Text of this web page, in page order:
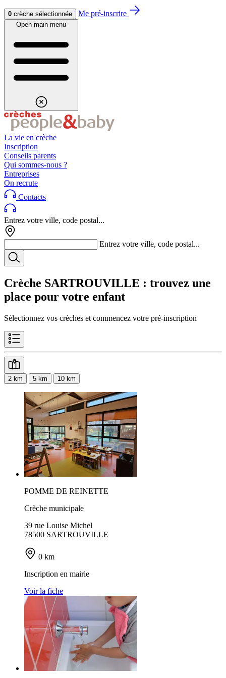
Aller au contenuAller au footer
0 crèche sélectionnée Me pré-inscrire
Open main menu
La vie en crèche
Inscription
Conseils parents
Qui sommes-nous ?
Entreprises
On recrute
Contacts
Entrez votre ville, code postal...
Entrez votre ville, code postal...
Crèche SARTROUVILLE : trouvez une
place pour votre enfant
Sélectionnez vos crèches et commencez votre pré-inscription
2 km 5 km 10 km
POMME DE REINETTE
Crèche municipale
39 rue Louise Michel
78500 SARTROUVILLE
0 km
Inscription en mairie
Voir la fiche